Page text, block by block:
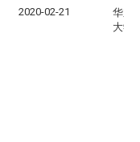
2020-02-21
华东
大学